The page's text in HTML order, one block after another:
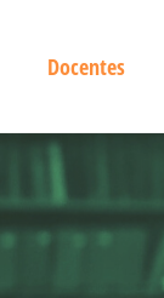
Docentes